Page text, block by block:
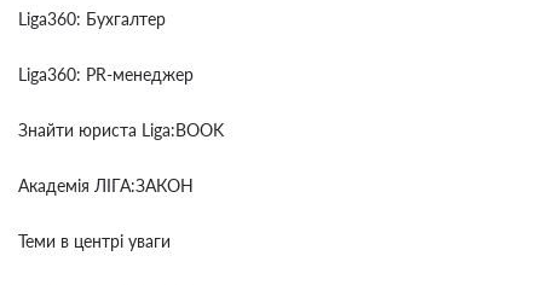
Liga360: Бухгалтер
Liga360: PR-менеджер
Знайти юриста Liga:BOOK
Академія ЛІГА:ЗАКОН
Теми в центрі уваги